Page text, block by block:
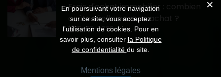
Frais d'achat immobilier : combien
coûte réellement un achat ?
15-07-2026
En poursuivant votre navigation
sur ce site, vous acceptez
l’utilisation de cookies. Pour en
savoir plus, consulter la Politique
de confidentialité du site.
Mentions légales